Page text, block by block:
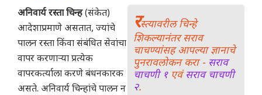
रस्त्यावरील चिन्हे
शिकल्यानंतर सराव
चाचण्यांसह आपल्या ज्ञानाचे
पुनरावलोकन करा - सराव
चाचणी १एवंसराव चाचणी
२.
अनिवार्य रस्ता चिन्ह(संकेत)
आदेशाप्रमाणे असतात, ज्यांचे
पालन रस्ता किंवा संबंधित सेवांचा
वापर करणाऱ्या प्रत्येक
वापरकर्त्याला करणे बंधनकारक
असते. अनिवार्य चिन्हांचे पालन न